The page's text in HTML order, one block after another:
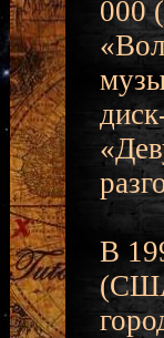
000
В